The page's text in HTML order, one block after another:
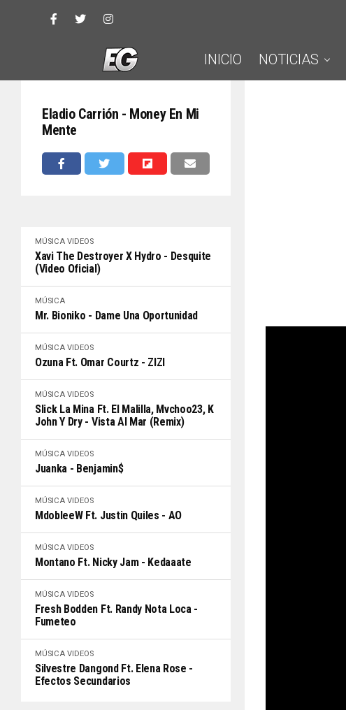
INICIO NOTICIAS
Eladio Carrión - Money En Mi
Mente
MÚSICA VIDEOS
Xavi The Destroyer X Hydro - Desquite
(Video Oficial)
MÚSICA
Mr. Bioniko - Dame Una Oportunidad
MÚSICA VIDEOS
Ozuna Ft. Omar Courtz - ZIZI
MÚSICA VIDEOS
Slick La Mina Ft. El Malilla, Mvchoo23, K
John Y Dry - Vista Al Mar (Remix)
MÚSICA VIDEOS
Juanka - Benjamin$
MÚSICA VIDEOS
MdobleeW Ft. Justin Quiles - AO
MÚSICA VIDEOS
Montano Ft. Nicky Jam - Kedaaate
MÚSICA VIDEOS
Fresh Bodden Ft. Randy Nota Loca -
Fumeteo
MÚSICA VIDEOS
Silvestre Dangond Ft. Elena Rose -
Efectos Secundarios